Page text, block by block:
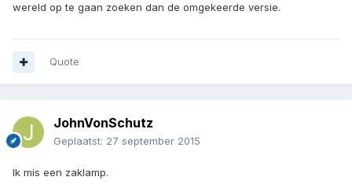
wereld op te gaan zoeken dan de omgekeerde versie.
Quote
JohnVonSchutz
Geplaatst: 27 september 2015
Ik mis een zaklamp.